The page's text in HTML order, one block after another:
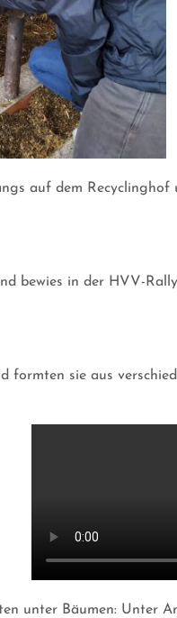
auf dem
bewies in der HVV-
formten sie aus
unter Bäumen: Unter